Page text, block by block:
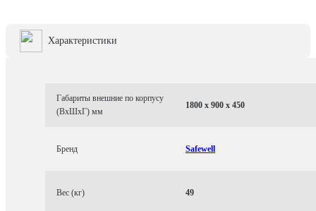
Характеристики
Габариты внешние по корпусу
(ВхШхГ) мм
1800 x 900 x 450
Бренд Safewell
Вес (кг) 49